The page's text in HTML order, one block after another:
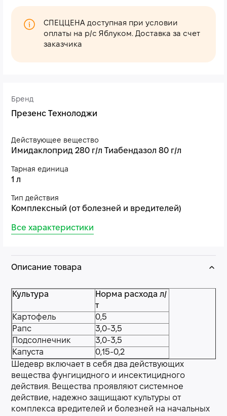
Бренд
Презенс Технолоджи
Действующее вещество
Имидаклоприд 280 г/л Тиабендазол 80 г/л
Тарная единица
1 л
Тип действия
Комплексный (от болезней и вредителей)
Все характеристики
СПЕЦЦЕНА доступная при условии
оплаты на р/с Яблуком. Доставка за счет
заказчика
Описание товара
Культура
Норма расхода л/
т
Картофель
0,5
Рапс
3,0-3,5
Подсолнечник
3,0-3,5
Капуста
0,15-0,2
Шедевр включает в себя два действующих
вещества фунгицидного и инсектицидного
действия. Вещества проявляют системное
действие, надежно защищают культуры от
комплекса вредителей и болезней на начальных